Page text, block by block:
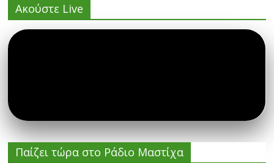
Ακούστε Live
Παίζει τώρα στο Ράδιο Μαστίχα